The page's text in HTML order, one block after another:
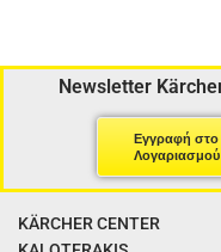
Newsletter
Εγγραφή στο
Λογαριασμού
KÄRCHER CENTER